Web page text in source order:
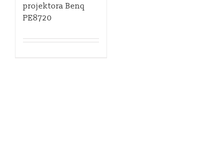
projektora Benq
PE8720